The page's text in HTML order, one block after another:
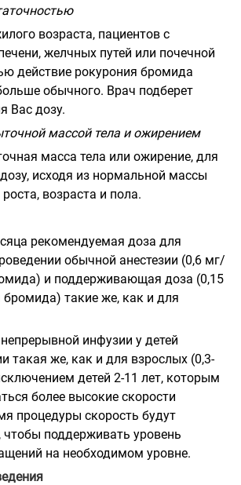
возраста, пациентов с
желчных путей или почечной
действие рокурония бромида
обычного. Врач подберет
Вас дозу.
массой тела и ожирением
масса тела или ожирение, для
исходя из нормальной массы
возраста и пола.
рекомендуемая доза для
обычной анестезии (0,6 мг/
и поддерживающая доза (0,15
бромида) такие же, как и для
инфузии у детей
такая же, как и для взрослых (0,3-
детей 2-11 лет, которым
более высокие скорости
процедуры скорость будут
чтобы поддерживать уровень
на необходимом уровне.